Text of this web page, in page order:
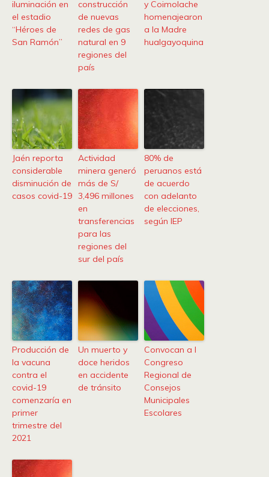
iluminación en
el estadio
“Héroes de
San Ramón”
construcción
de nuevas
redes de gas
natural en 9
regiones del
país
y Coimolache
homenajearon
a la Madre
hualgayoquina
Jaén reporta
considerable
disminución de
casos covid-19
Actividad
minera generó
más de S/
3,496 millones
en
transferencias
para las
regiones del
sur del país
80% de
peruanos está
de acuerdo
con adelanto
de elecciones,
según IEP
Producción de
la vacuna
contra el
covid-19
comenzaría en
primer
trimestre del
2021
Un muerto y
doce heridos
en accidente
de tránsito
Convocan a I
Congreso
Regional de
Consejos
Municipales
Escolares